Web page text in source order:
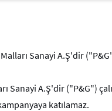
Sanayi A.Ş'dir
Sanayi A.Ş'dir ("P&G")
katılamaz.